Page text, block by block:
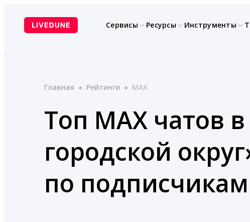
содержимому
Сервисы Ресурсы Инструменты
Главная ● Рейтинги ● MAX
Топ MAX чатов
городской
по